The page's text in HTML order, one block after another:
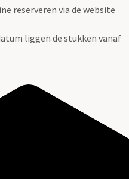
reserveren via de website
liggen de stukken vanaf